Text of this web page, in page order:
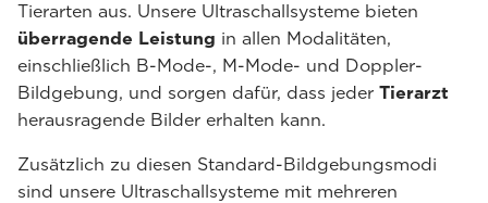
Tierarten aus. Unsere Ultraschallsysteme bieten
überragende Leistung in allen Modalitäten,
einschließlich B-Mode-, M-Mode- und Doppler-
Bildgebung, und sorgen dafür, dass jeder Tierarzt
herausragende Bilder erhalten kann.
Zusätzlich zu diesen Standard-Bildgebungsmodi
sind unsere Ultraschallsysteme mit mehreren